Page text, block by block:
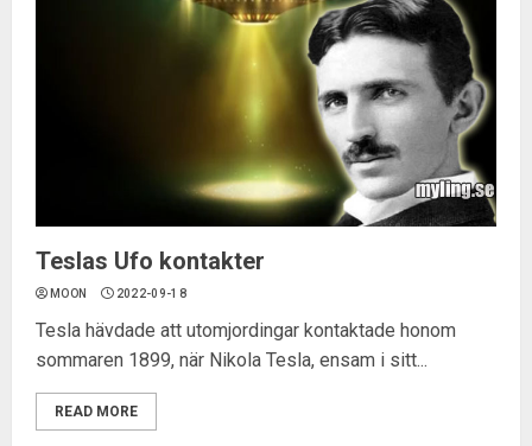
Teslas Ufo kontakter
MOON 2022-09-18
Tesla hävdade att utomjordingar kontaktade honom
sommaren 1899, när Nikola Tesla, ensam i sitt...
READ MORE